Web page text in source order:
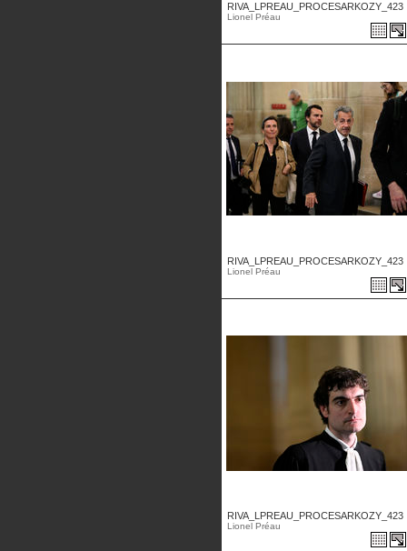
RIVA_LPREAU_PROCESARKOZY_423
Lionel Préau
RIVA_LPREAU_PROCESARKOZY_423
Lionel Préau
RIVA_LPREAU_PROCESARKOZY_423
Lionel Préau